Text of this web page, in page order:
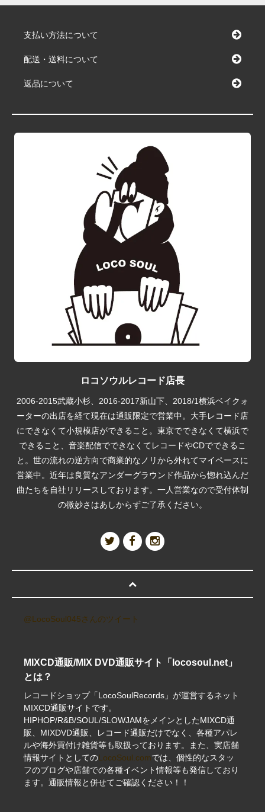
支払い方法について
配送・送料について
返品について
ロコソウルレコード店長
2006-2015武蔵小杉、2016-2017新山下、2018/1横浜ベイクォ
ーターの出店を経て現在は通販限定で営業中。大手レコード店
にできなくて小規模店ができること。東京でできなくて横浜で
できること、音楽配信でできなくてレコードやCDでできるこ
と。世の流れの逆方向で商業的なノリから外れてマイペースに
営業中。近年は良質なアンダーグラウンド作品から惚れ込んだ
曲たちを自社リリースしております。一人営業なので受付体制
の微妙さはあしからずご了承ください。
@LocoSoul045さんのツイート
MIXCD通販/MIX DVD通販サイト「locosoul.net」
とは？
レコードショップ「LocoSoulRecords」が運営するネット
MIXCD通販サイトです。
HIPHOP/R&B/SOUL/SLOWJAMをメインとしたMIXCD通
販、MIXDVD通販、レコード通販だけでなく、各種アパレ
ルや海外買付け雑貨等も取扱っております。また、実店舗
情報サイトとしてのLocoSoul.comでは、個性的なスタッ
フのブログや店舗での各種イベント情報等も発信しており
ます。通販情報と併せてご確認ください！！